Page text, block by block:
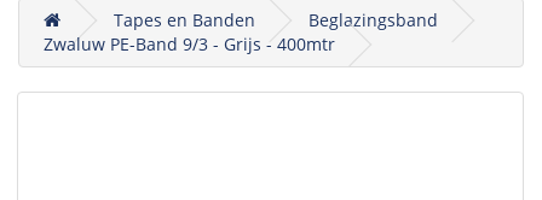
Tapes en Banden
Beglazingsband
Zwaluw PE-Band 9/3 - Grijs - 400mtr